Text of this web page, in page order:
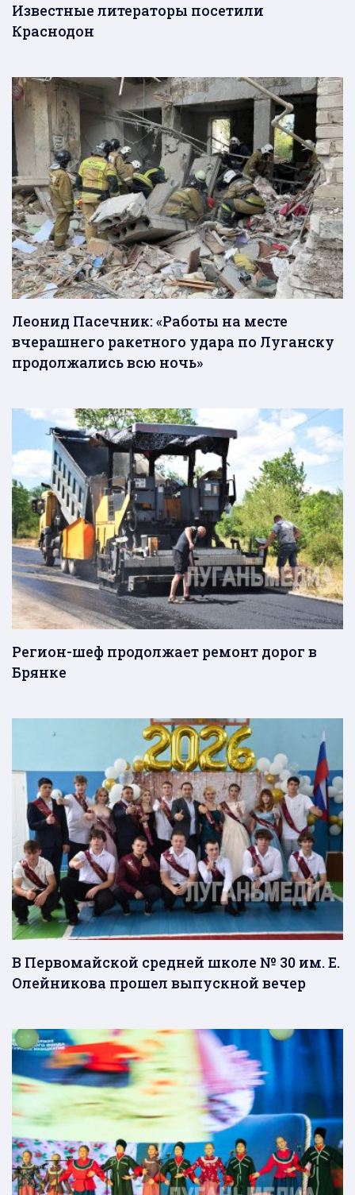
Известные литераторы посетили
Краснодон
Леонид Пасечник: «Работы на месте
вчерашнего ракетного удара по Луганску
продолжались всю ночь»
Регион-шеф продолжает ремонт дорог в
Брянке
В Первомайской средней школе № 30 им. Е.
Олейникова прошел выпускной вечер